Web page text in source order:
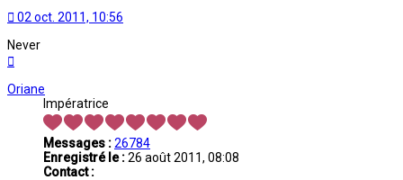
02 oct. 2011, 10:56
Never
Oriane
Impératrice
Messages :26784
Enregistré le :26 août 2011, 08:08
Contact :